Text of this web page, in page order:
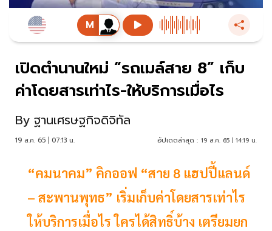
เปิดตำนานใหม่ “รถเมล์สาย 8” เก็บ
ค่าโดยสารเท่าไร-ให้บริการเมื่อไร
By ฐานเศรษฐกิจดิจิทัล
19 ส.ค. 65 | 07:13 น. อัปเดตล่าสุด : 19 ส.ค. 65 | 14:19 น.
“คมนาคม” คิกออฟ “สาย 8 แฮปปี้แลนด์
– สะพานพุทธ” เริ่มเก็บค่าโดยสารเท่าไร
ให้บริการเมื่อไร ใครได้สิทธิ์บ้าง เตรียมยก